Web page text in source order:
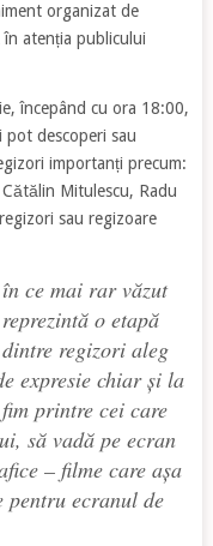
organizat de
atenția publicului
începând cu ora 18:00,
pot descoperi sau
importanți precum:
Mitulescu, Radu
sau regizoare
ce mai rar văzut
o etapă
regizori aleg
expresie chiar și la
printre cei care
să vadă pe ecran
– filme care așa
pentru ecranul de